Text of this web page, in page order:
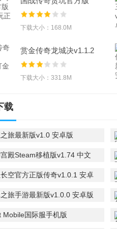
1.0.7贪玩正版
下载大小：168.0M
赏金传奇龙城决v1.1.2
打金版
下载大小：331.8M
载
旅最新版v1.0 安卓版
殿Steam移植版v1.74 中文
空官方正版传奇v1.0.1 安卓
旅手游最新版v1.0.0 安卓版
Mobile国际服手机版